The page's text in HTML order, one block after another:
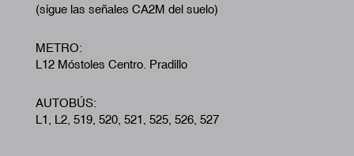
(sigue las señales CA2M del suelo)
METRO:
L12 Móstoles Centro. Pradillo
AUTOBÚS:
L1, L2, 519, 520, 521, 525, 526, 527